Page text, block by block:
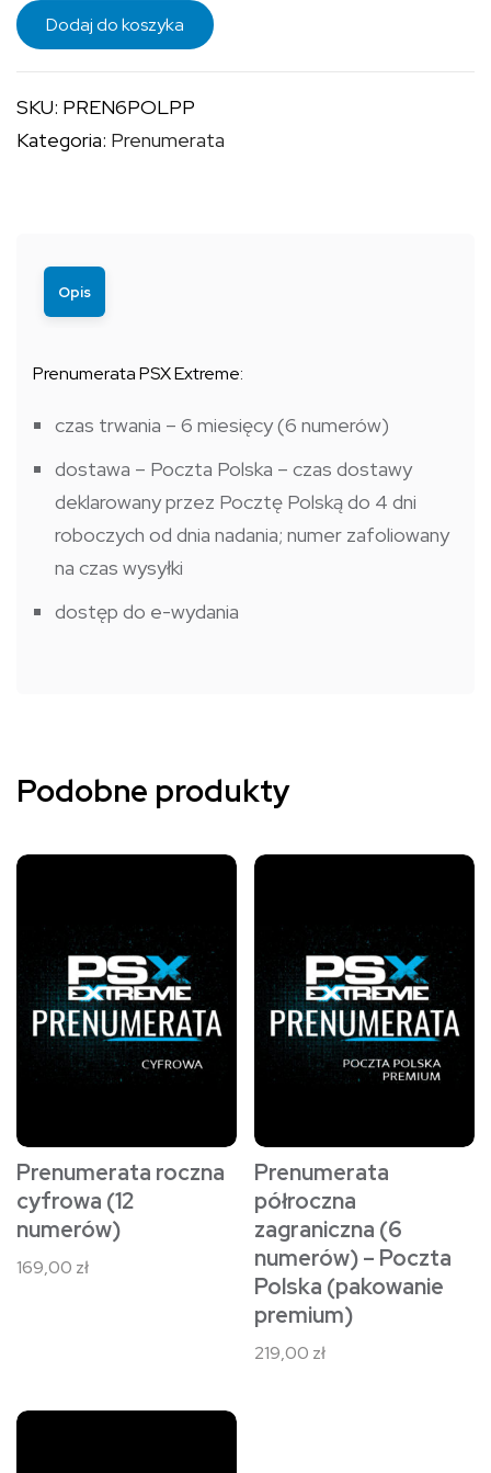
ilość
Prenumerata
półroczna
krajowa
(6
Polska
Dodaj do koszyka
SKU: PREN6POLPP
Kategoria: Prenumerata
Opis
Prenumerata PSX Extreme:
czas trwania – 6 miesięcy (6 numerów)
dostawa – Poczta Polska – czas dostawy
deklarowany przez Pocztę Polską do 4 dni
roboczych od dnia nadania; numer zafoliowany
na czas wysyłki
dostęp do e-wydania
Podobne produkty
Prenumerata roczna
cyfrowa (12
numerów)
169,00 zł
Prenumerata
półroczna
zagraniczna (6
numerów) – Poczta
Polska (pakowanie
premium)
219,00 zł